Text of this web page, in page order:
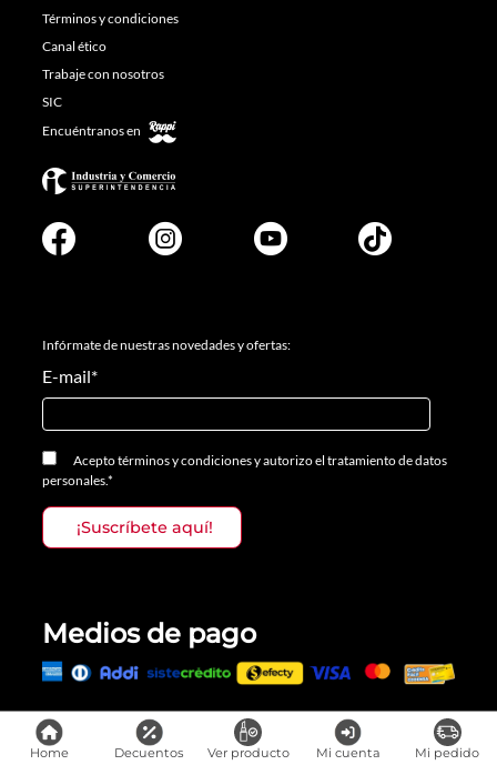
Home Decuentos Ver producto Mi cuenta Mi pedido
Términos y condiciones
Canal ético
Trabaje con nosotros
SIC
Encuéntranos en
Infórmate de nuestras novedades y ofertas:
E-mail*
Aceptotérminos y condicionesyautorizo el tratamiento de datos
personales.*
Medios de pago
Todos los derechos reservados, Prosalon Distribuciones S.A.S., 2023